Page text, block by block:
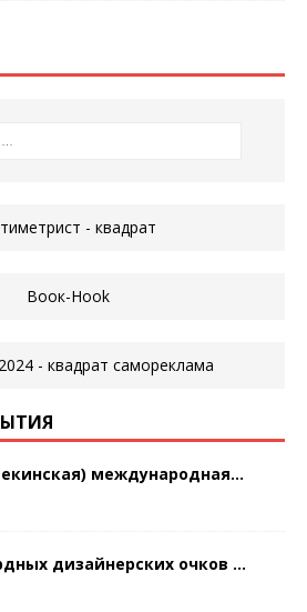
международная...
дизайнерских очков ...